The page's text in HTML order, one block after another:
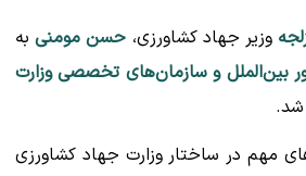
وزیر جهاد کشاورزی، حسن مومنیبه
بین‌الملل و سازمان‌های تخصصی وزارت
مهم در ساختار وزارت جهاد کشاورزی